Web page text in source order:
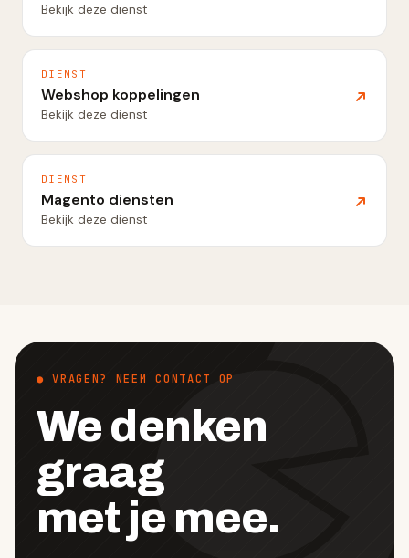
Bekijk deze dienst
DIENST
Webshop koppelingen
Bekijk deze dienst
DIENST
Magento diensten
Bekijk deze dienst
● VRAGEN? NEEM CONTACT OP
We denken
graag
met je mee.